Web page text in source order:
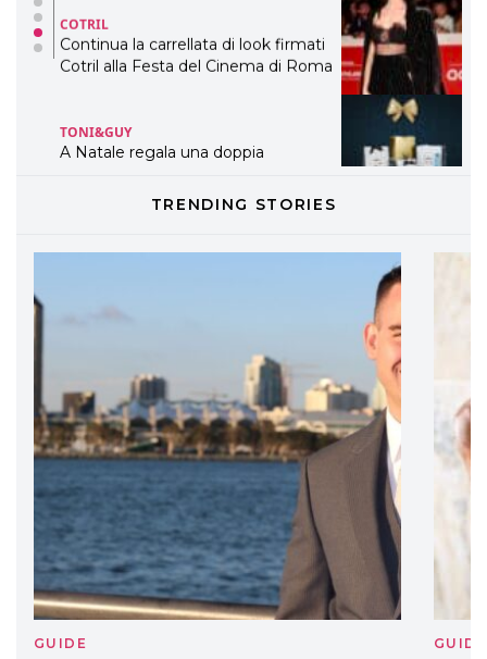
Cotril alla Festa del Cinema di Roma
TONI&GUY “Feel Good Experience”!
LABEL.M lancia la sua innovativa ed
professionali
TRENDING STORIES
GUIDE GUIDE